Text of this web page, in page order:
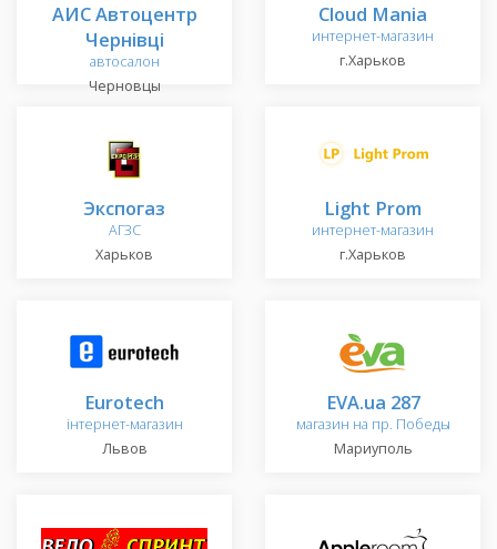
АИС Автоцентр
Чернівці
автосалон
Черновцы
Cloud Mania
интернет-магазин
г.Харьков
Экспогаз
АГЗС
Харьков
Light Prom
интернет-магазин
г.Харьков
Eurotech
інтернет-магазин
Львов
EVA.ua 287
магазин на пр. Победы
Мариуполь